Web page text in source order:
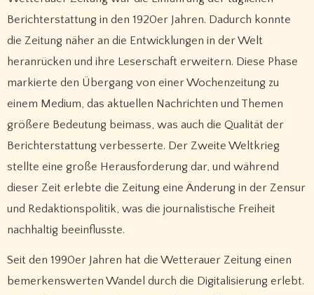
Berichterstattung in den 1920er Jahren. Dadurch konnte
die Zeitung näher an die Entwicklungen in der Welt
heranrücken und ihre Leserschaft erweitern. Diese Phase
markierte den Übergang von einer Wochenzeitung zu
einem Medium, das aktuellen Nachrichten und Themen
größere Bedeutung beimass, was auch die Qualität der
Berichterstattung verbesserte. Der Zweite Weltkrieg
stellte eine große Herausforderung dar, und während
dieser Zeit erlebte die Zeitung eine Änderung in der Zensur
und Redaktionspolitik, was die journalistische Freiheit
nachhaltig beeinflusste.
Seit den 1990er Jahren hat die Wetterauer Zeitung einen
bemerkenswerten Wandel durch die Digitalisierung erlebt.